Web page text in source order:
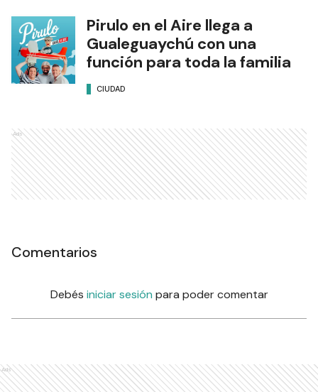
Pirulo en el Aire llega a
Gualeguaychú con una
función para toda la familia
CIUDAD
Ads
Comentarios
Debés iniciar sesión para poder comentar
Ads